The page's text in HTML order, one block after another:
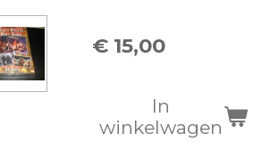
€ 15,00
In
winkelwagen